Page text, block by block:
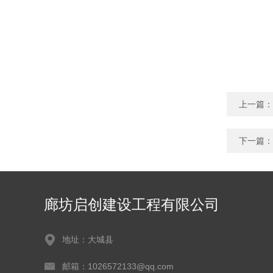
上一篇：
下一篇：
廊坊启创建设工程有限公司
地址：大城县
邮箱：1026572133@qq.com